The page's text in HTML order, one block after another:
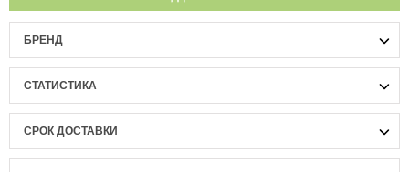
БРЕНД
СТАТИСТИКА
СРОК ДОСТАВКИ